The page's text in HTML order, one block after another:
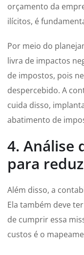
orçamento da
ilícitos, é
Por meio do
livra de impactos
de impostos, pois
despercebido. A
cuida disso,
abatimento de
4. Análise
para
Além disso, a
Ela também deve
de cumprir essa
custos é o